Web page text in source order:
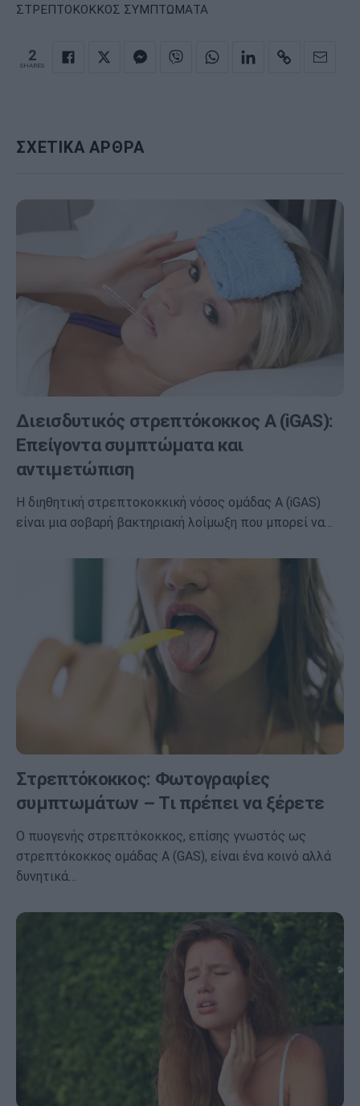
ΣΤΡΕΠΤΟΚΟΚΚΟΣ ΣΥΜΠΤΩΜΑΤΑ
2
SHARES
ΣΧΕΤΙΚΑ ΑΡΘΡΑ
Διεισδυτικός στρεπτόκοκκος Α (iGAS):
Επείγοντα συμπτώματα και
αντιμετώπιση
Η διηθητική στρεπτοκοκκική νόσος ομάδας Α (iGAS)
είναι μια σοβαρή βακτηριακή λοίμωξη που μπορεί να…
Στρεπτόκοκκος: Φωτογραφίες
συμπτωμάτων – Τι πρέπει να ξέρετε
Ο πυογενής στρεπτόκοκκος, επίσης γνωστός ως
στρεπτόκοκκος ομάδας Α (GAS), είναι ένα κοινό αλλά
δυνητικά…